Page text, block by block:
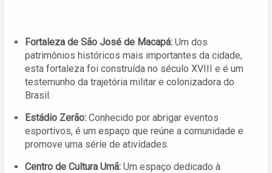
Fortaleza de São José de Macapá: Um dos
patrimônios históricos mais importantes da cidade,
esta fortaleza foi construída no século XVIII e é um
testemunho da trajetória militar e colonizadora do
Brasil.
Estádio Zerão: Conhecido por abrigar eventos
esportivos, é um espaço que reúne a comunidade e
promove uma série de atividades.
Centro de Cultura Umã: Um espaço dedicado à